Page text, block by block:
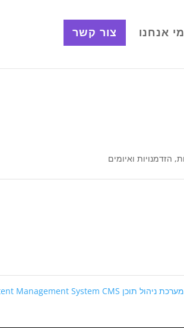
מי אנחנו צור קשר
ואיומים
מערכת ניהול תוכן Content Management System CMS